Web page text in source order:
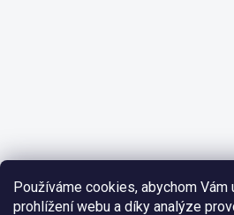
Používáme cookies, abychom Vám
prohlížení webu a díky analýze